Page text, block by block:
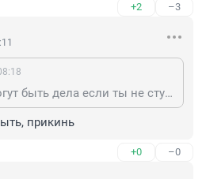
+2 –3
Какие у строяка могут быть дела если ты не студент или препод?
прикинь
+0 –0